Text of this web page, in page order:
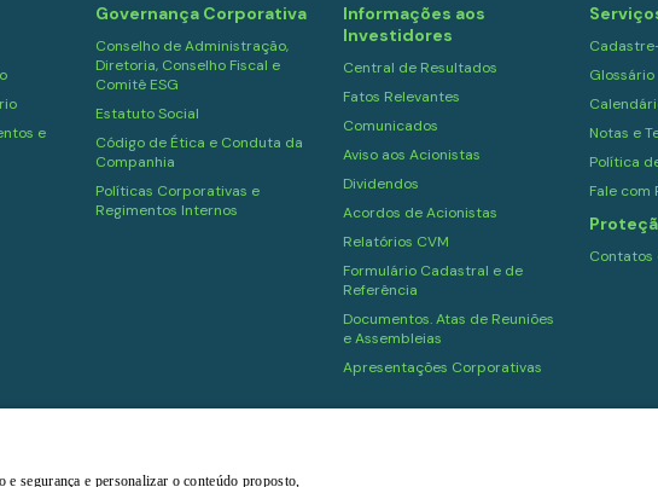
e
Governança Corporativa
Conselho de Administração,
Diretoria, Conselho Fiscal e
Comitê ESG
Estatuto Social
Código de Ética e Conduta da
Companhia
Políticas Corporativas e
Regimentos Internos
Informações aos
Investidores
Central de Resultados
Fatos Relevantes
Comunicados
Aviso aos Acionistas
Dividendos
Acordos de Acionistas
Relatórios CVM
Formulário Cadastral e de
Referência
Documentos. Atas de Reuniões
e Assembleias
Apresentações Corporativas
Glossário
Notas e
Política
Fale com
Contatos
segurança e personalizar o conteúdo proposto,